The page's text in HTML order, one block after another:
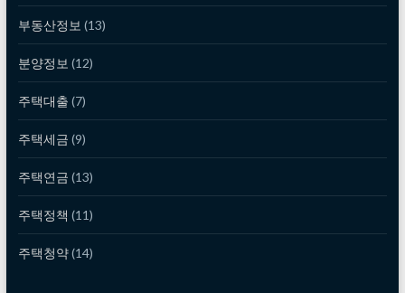
부동산정보 (13)
분양정보 (12)
주택대출 (7)
주택세금 (9)
주택연금 (13)
주택정책 (11)
주택청약(14)